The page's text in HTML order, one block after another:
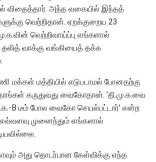
விதைத்தார். அந்த வகையில் இந்தத்
வெற்றிதான். ஏறக்குறைய 23
வெற்றிவாய்ப்பு எங்களால்
தலித் வாக்கு வங்கியைத் தக்க
மக்கள் மத்தியில் எடுபடாமல் போனதற்கு
கருதுவது வைகோதான். ’தி.மு.க.வை
B டீம் போல வைகோ செயல்பட்டார்’ என்ற
முனைந்தும் எங்களால்
அது தொடர்பான கேள்விக்கு எந்த